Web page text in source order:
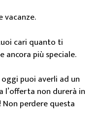
vacanze.
cari quanto ti
ancora più speciale.
puoi averli ad un
l’offerta non durerà in
perdere questa